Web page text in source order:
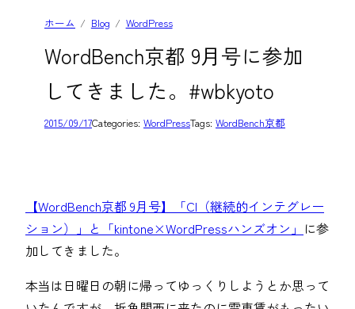
ホーム Blog WordPress
WordBench京都 9月号に参加
してきました。#wbkyoto
2015/09/17Categories: WordPressTags: WordBench京都
【WordBench京都 9月号】「CI（継続的インテグレー
ション）」と「kintone×WordPressハンズオン」 に参
加してきました。
本当は日曜日の朝に帰ってゆっくりしようとか思って